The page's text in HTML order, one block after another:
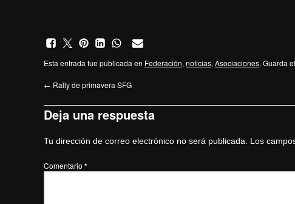
Esta entrada fue publicada en Federación, noticias, Asociaciones. Guarda el
← Rally de primavera SFG
Deja una respuesta
Tu dirección de correo electrónico no será publicada. Los
Comentario *